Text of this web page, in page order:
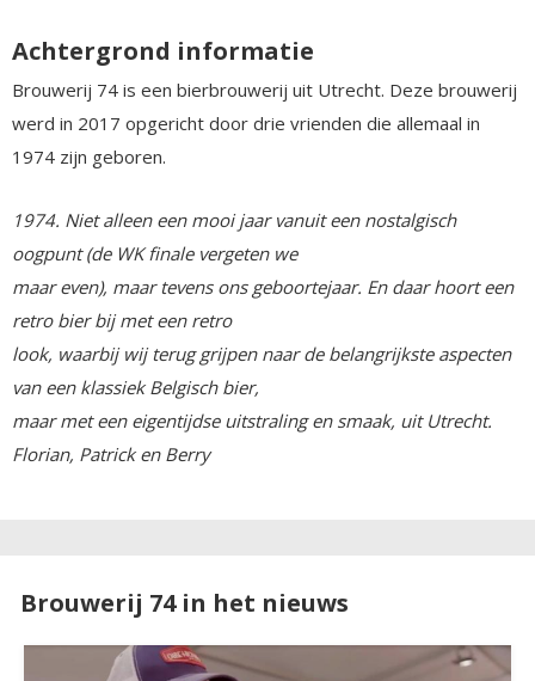
Achtergrond informatie
Brouwerij 74 is een bierbrouwerij uit Utrecht. Deze brouwerij
werd in 2017 opgericht door drie vrienden die allemaal in
1974 zijn geboren.
1974. Niet alleen een mooi jaar vanuit een nostalgisch
oogpunt (de WK finale vergeten we
maar even), maar tevens ons geboortejaar. En daar hoort een
retro bier bij met een retro
look, waarbij wij terug grijpen naar de belangrijkste aspecten
van een klassiek Belgisch bier,
maar met een eigentijdse uitstraling en smaak, uit Utrecht.
Florian, Patrick en Berry
Brouwerij 74 in het nieuws